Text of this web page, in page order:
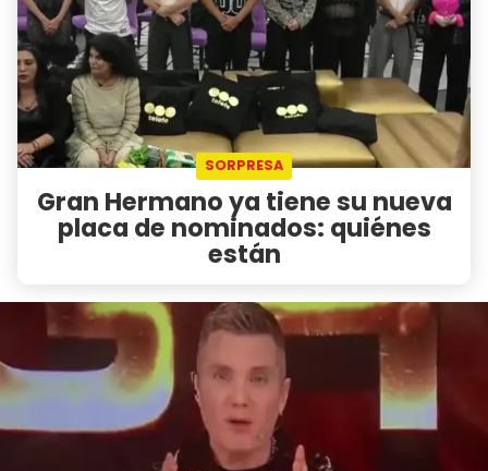
SORPRESA
Gran Hermano ya tiene su nueva
placa de nominados: quiénes
están